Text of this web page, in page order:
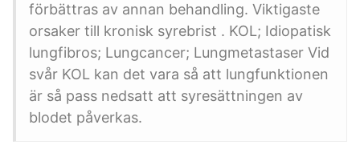
förbättras av annan behandling. Viktigaste
orsaker till kronisk syrebrist . KOL; Idiopatisk
lungfibros; Lungcancer; Lungmetastaser Vid
svår KOL kan det vara så att lungfunktionen
är så pass nedsatt att syresättningen av
blodet påverkas.